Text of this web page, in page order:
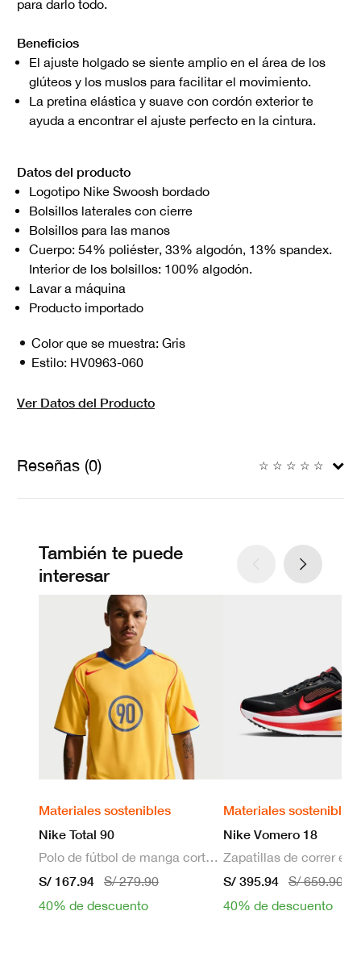
para darlo todo.
Beneficios
El ajuste holgado se siente amplio en el área de los
glúteos y los muslos para facilitar el movimiento.
La pretina elástica y suave con cordón exterior te
ayuda a encontrar el ajuste perfecto en la cintura.
Datos del producto
Logotipo Nike Swoosh bordado
Bolsillos laterales con cierre
Bolsillos para las manos
Cuerpo: 54% poliéster, 33% algodón, 13% spandex.
Interior de los bolsillos: 100% algodón.
Lavar a máquina
Producto importado
Color que se muestra: Gris
Estilo: HV0963-060
Ver Datos del Producto
Reseñas (0) ☆ ☆ ☆ ☆ ☆
También te puede
interesar
Materiales sostenibles
Nike Total 90
Polo de fútbol de manga corta Dri-FIT para hombre
S/ 167.94
S/ 279.90
40% de descuento
Materiales sostenibles
Nike Vomero 18
S/ 395.94
S/ 659.90
40% de descuento